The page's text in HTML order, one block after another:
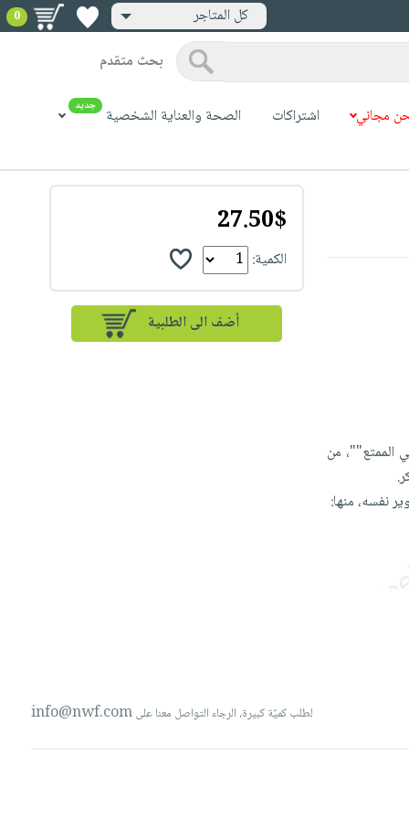
كل المتاجر 0
بحث متقدم
مجاني اشتراكات الصحة والعناية الشخصية جديد
الممتع""، من
نفسه، منها:
27.50$
الكمية:
لطلب كميّة كبيرة، الرجاء التواصل معنا علىinfo@nwf.com